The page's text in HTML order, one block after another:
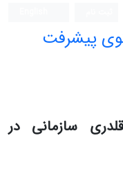
پیشرفت
سازمانی در